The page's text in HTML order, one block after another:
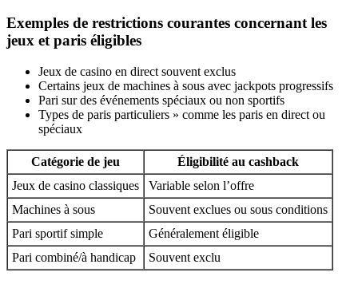
Exemples de restrictions courantes concernant les
jeux et paris éligibles
Jeux de casino en direct souvent exclus
Certains jeux de machines à sous avec jackpots progressifs
Pari sur des événements spéciaux ou non sportifs
Types de paris particuliers » comme les paris en direct ou
spéciaux
Catégorie de jeu
Éligibilité au cashback
Jeux de casino classiques
Variable selon l’offre
Machines à sous
Souvent exclues ou sous conditions
Pari sportif simple
Généralement éligible
Pari combiné/à handicap
Souvent exclu